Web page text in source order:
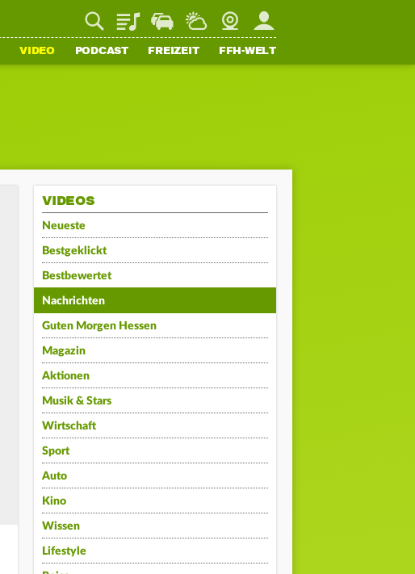
PlaylistStaupilotWetterWebcamMein FFH
VIDEO PODCAST FREIZEIT FFH-WELT
VIDEOS
Neueste
Bestgeklickt
Bestbewertet
Nachrichten
Guten Morgen Hessen
Magazin
Aktionen
Musik & Stars
Wirtschaft
Sport
Auto
Kino
Wissen
Lifestyle